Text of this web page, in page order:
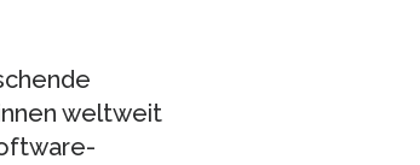
weltweit